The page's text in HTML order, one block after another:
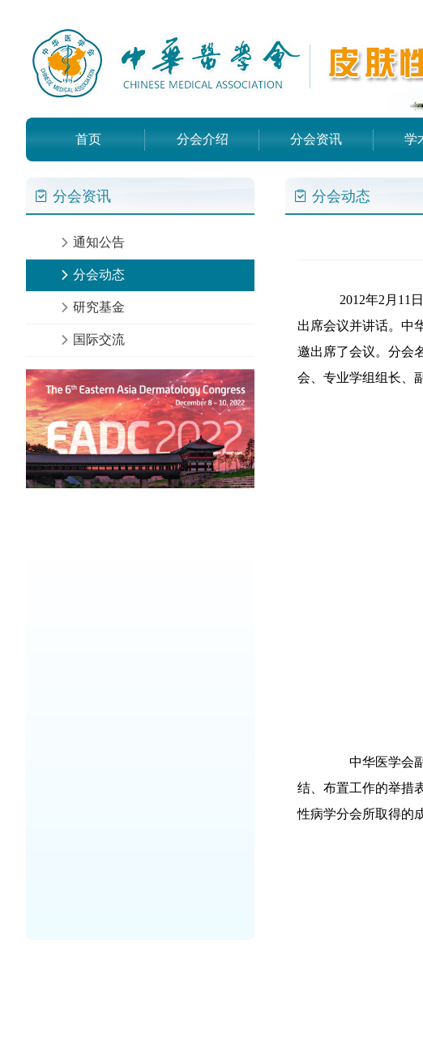
首页 分会介绍 分会资讯 学
分会资讯
通知公告
分会动态
研究基金
国际交流
分会动态
2012年2月11
出席会议并讲话。中
邀出席了会议。分会
会、专业学组组长、
中华医学会副
结、布置工作的举措
性病学分会所取得的